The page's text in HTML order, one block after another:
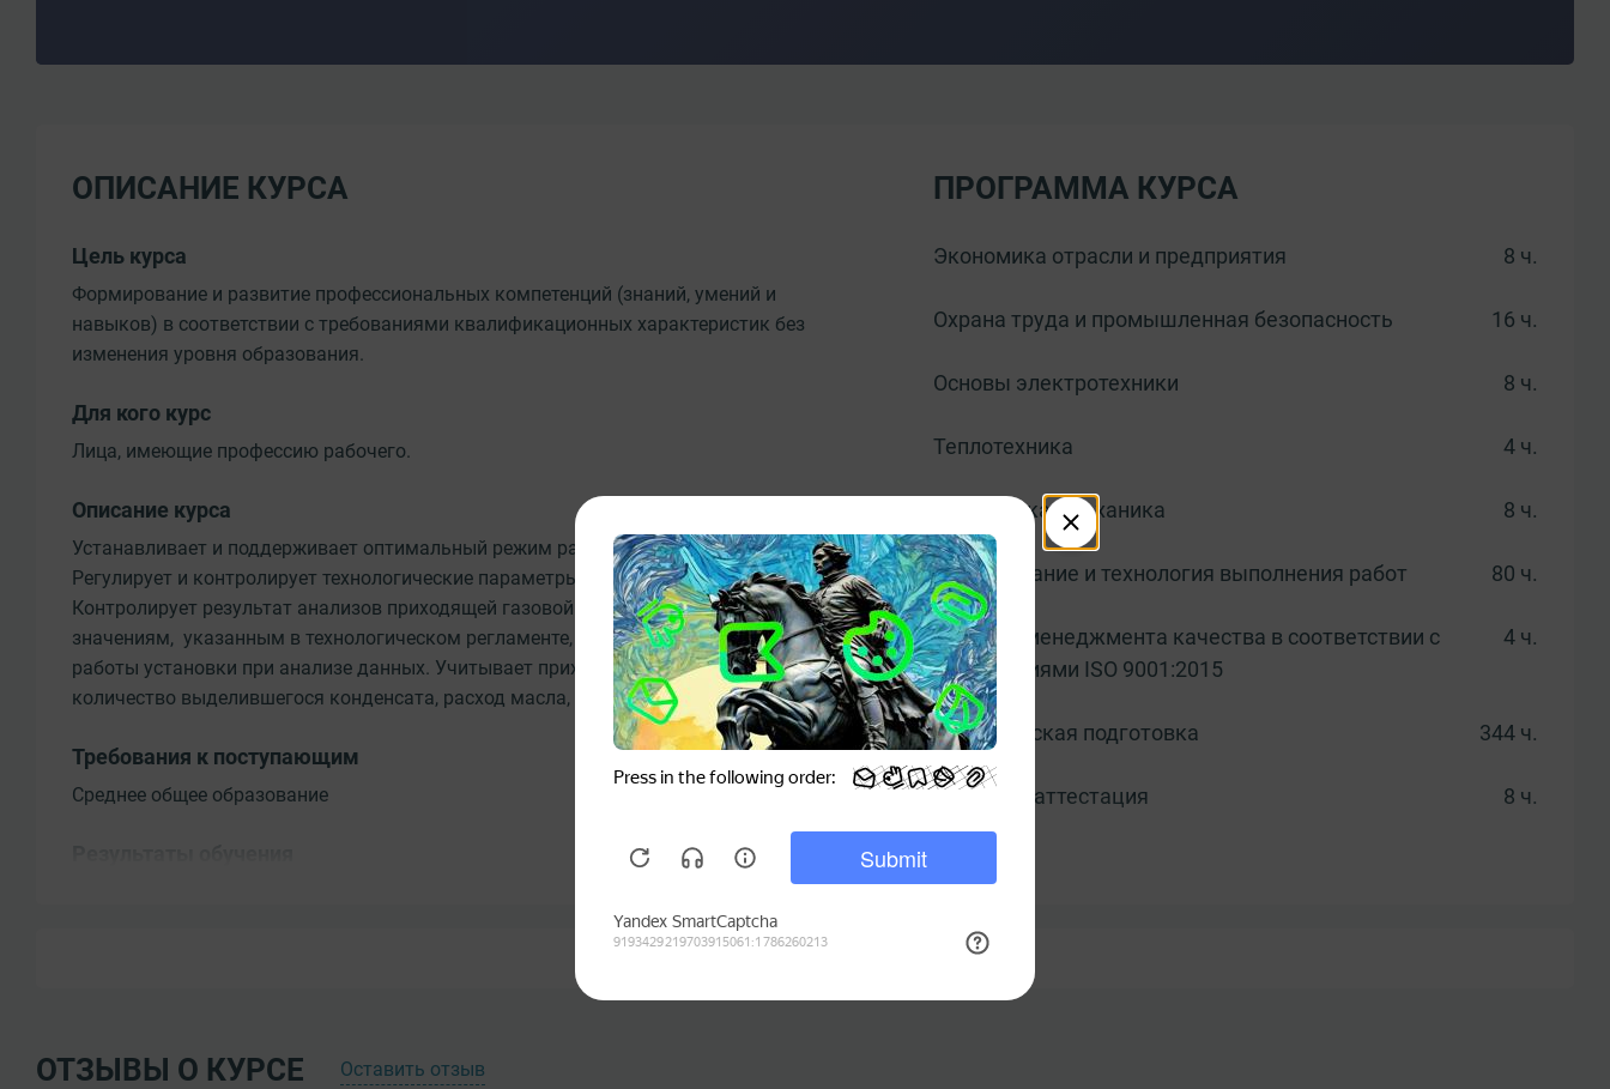
ОПИСАНИЕ КУРСА
Цель курса
Формирование и развитие профессиональных компетенций (знаний, умений и
навыков) в соответствии с требованиями квалификационных характеристик без
изменения уровня образования.
Для кого курс
Лица, имеющие профессию рабочего.
Описание курса
Устанавливает и поддерживает оптимальный режим работы компрессоров.
Регулирует и контролирует технологические параметры (температура, давление).
Контролирует результат анализов приходящей газовой смеси на соответствие их
значениям, указанным в технологическом регламенте, корректирует параметры
работы установки при анализе данных. Учитывает приходящую газовую смесь,
количество выделившегося конденсата, расход масла, газа, охлаждающих жидкостей.
Требования к поступающим
Среднее общее образование
- устройство поршневых компрессоров, турбокомпрессоров, двигателей внутреннего
сгорания, паровых машин и электродвигателей, их технические характеристики и
приборов, автоматических аппаратов и арматуры;
ПРОГРАММА КУРСА
Экономика отрасли и предприятия 8 ч.
Охрана труда и промышленная безопасность 16 ч.
Основы электротехники 8 ч.
Теплотехника 4 ч.
Техническая механика 8 ч.
Оборудование и технология выполнения работ 80 ч.
Система менеджмента качества в соответствии с
требованиями ISO 9001:2015
4 ч.
Практическая подготовка 344 ч.
Итоговая аттестация 8 ч.
ОТЗЫВЫ О КУРСЕ Оставить отзыв